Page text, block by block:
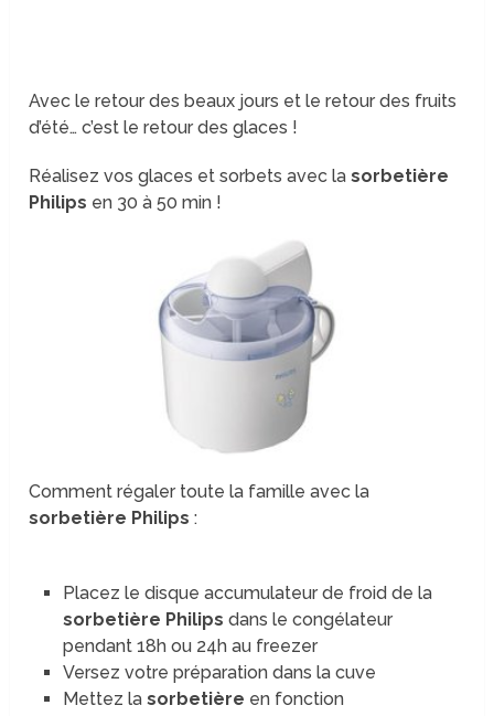
Avec le retour des beaux jours et le retour des fruits
d’été… c’est le retour des glaces !
Réalisez vos glaces et sorbets avec lasorbetière
Philips en 30 à 50 min !
Comment régaler toute la famille avec la
sorbetière Philips :
Placez le disque accumulateur de froid de la
sorbetière Philips dans le congélateur
pendant 18h ou 24h au freezer
Versez votre préparation dans la cuve
Mettez la sorbetière en fonction